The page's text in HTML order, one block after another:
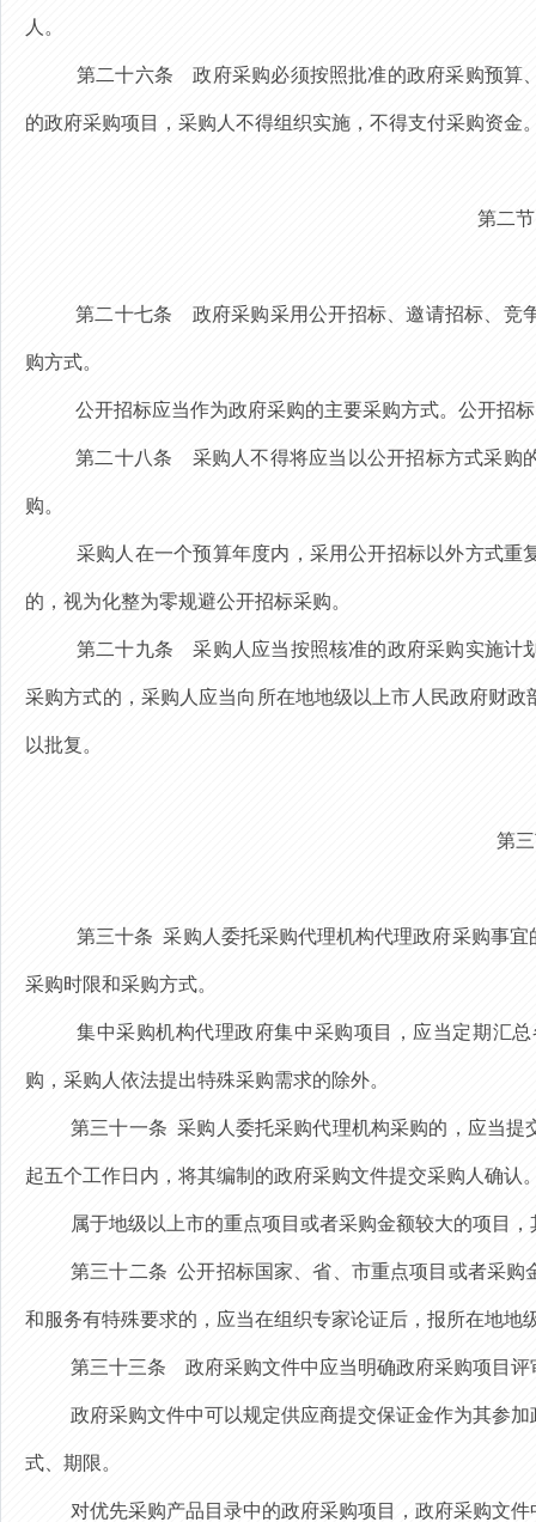
人。
第二十六条 政府采购必须按照批准的政府采购预算
的政府采购项目，采购人不得组织实施，不得支付采购资金
第二
第二十七条 政府采购采用公开招标、邀请招标、竞
购方式。
公开招标应当作为政府采购的主要采购方式。公开招
第二十八条 采购人不得将应当以公开招标方式采购
购。
采购人在一个预算年度内，采用公开招标以外方式
的，视为化整为零规避公开招标采购。
第二十九条 采购人应当按照核准的政府采购实施计
采购方式的，采购人应当向所在地地级以上市人民政府财
以批复。
第
第三十条 采购人委托采购代理机构代理政府采购事
采购时限和采购方式。
集中采购机构代理政府集中采购项目，应当定期汇
购，采购人依法提出特殊采购需求的除外。
第三十一条 采购人委托采购代理机构采购的， 应当提
起五个工作日内，将其编制的政府采购文件提交采购人确认
属于地级以上市的重点项目或者采购金额较大的项目，
第三十二条 公开招标国家、省、市重点项目或者采购
和服务有特殊要求的，应当在组织专家论证后，报所在地
第三十三条 政府采购文件中应当明确政府采购项目评
政府采购文件中可以规定供应商提交保证金作为其参
式、期限。
对优先采购产品目录中的政府采购项目，政府采购文